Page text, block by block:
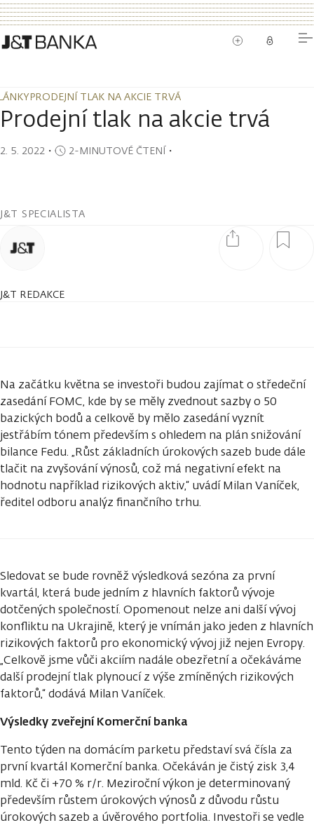
PRODEJNÍ TLAK NA AKCIE TRVÁ
PRODEJNÍ TLAK NA AKCIE TRVÁ
Prodejní tlak na akcie trvá
2. 5. 2022 ・ 2-MINUTOVÉ ČTENÍ・
J&T SPECIALISTA
J&T REDAKCE
Na začátku května se investoři budou zajímat o středeční
zasedání FOMC, kde by se měly zvednout sazby o 50
bazických bodů a celkově by mělo zasedání vyznít
jestřábím tónem především s ohledem na plán snižování
bilance Fedu. „Růst základních úrokových sazeb bude dále
tlačit na zvyšování výnosů, což má negativní efekt na
hodnotu například rizikových aktiv,“ uvádí Milan Vaníček,
ředitel odboru analýz finančního trhu.
Sledovat se bude rovněž výsledková sezóna za první
kvartál, která bude jedním z hlavních faktorů vývoje
dotčených společností. Opomenout nelze ani další vývoj
konfliktu na Ukrajině, který je vnímán jako jeden z hlavních
rizikových faktorů pro ekonomický vývoj již nejen Evropy.
„Celkově jsme vůči akciím nadále obezřetní a očekáváme
další prodejní tlak plynoucí z výše zmíněných rizikových
faktorů,“ dodává Milan Vaníček.
Výsledky zveřejní Komerční banka
Tento týden na domácím parketu představí svá čísla za
první kvartál Komerční banka. Očekáván je čistý zisk 3,4
mld. Kč či +70 % r/r. Meziroční výkon je determinovaný
především růstem úrokových výnosů z důvodu růstu
úrokových sazeb a úvěrového portfolia. Investoři se vedle